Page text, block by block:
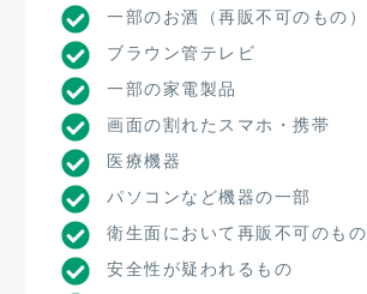
一部のお酒（再販不可のもの）
ブラウン管テレビ
一部の家電製品
画面の割れたスマホ・携帯
医療機器
パソコンなど機器の一部
衛生面において再販不可のもの
安全性が疑われるもの